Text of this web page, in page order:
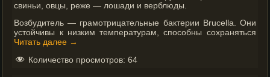
свиньи, овцы, реже — лошади и верблюды.
Возбудитель — грамотрицательные бактерии Brucella. Они
устойчивы к низким температурам, способны сохраняться
Читать далее →
Количество просмотров: 64